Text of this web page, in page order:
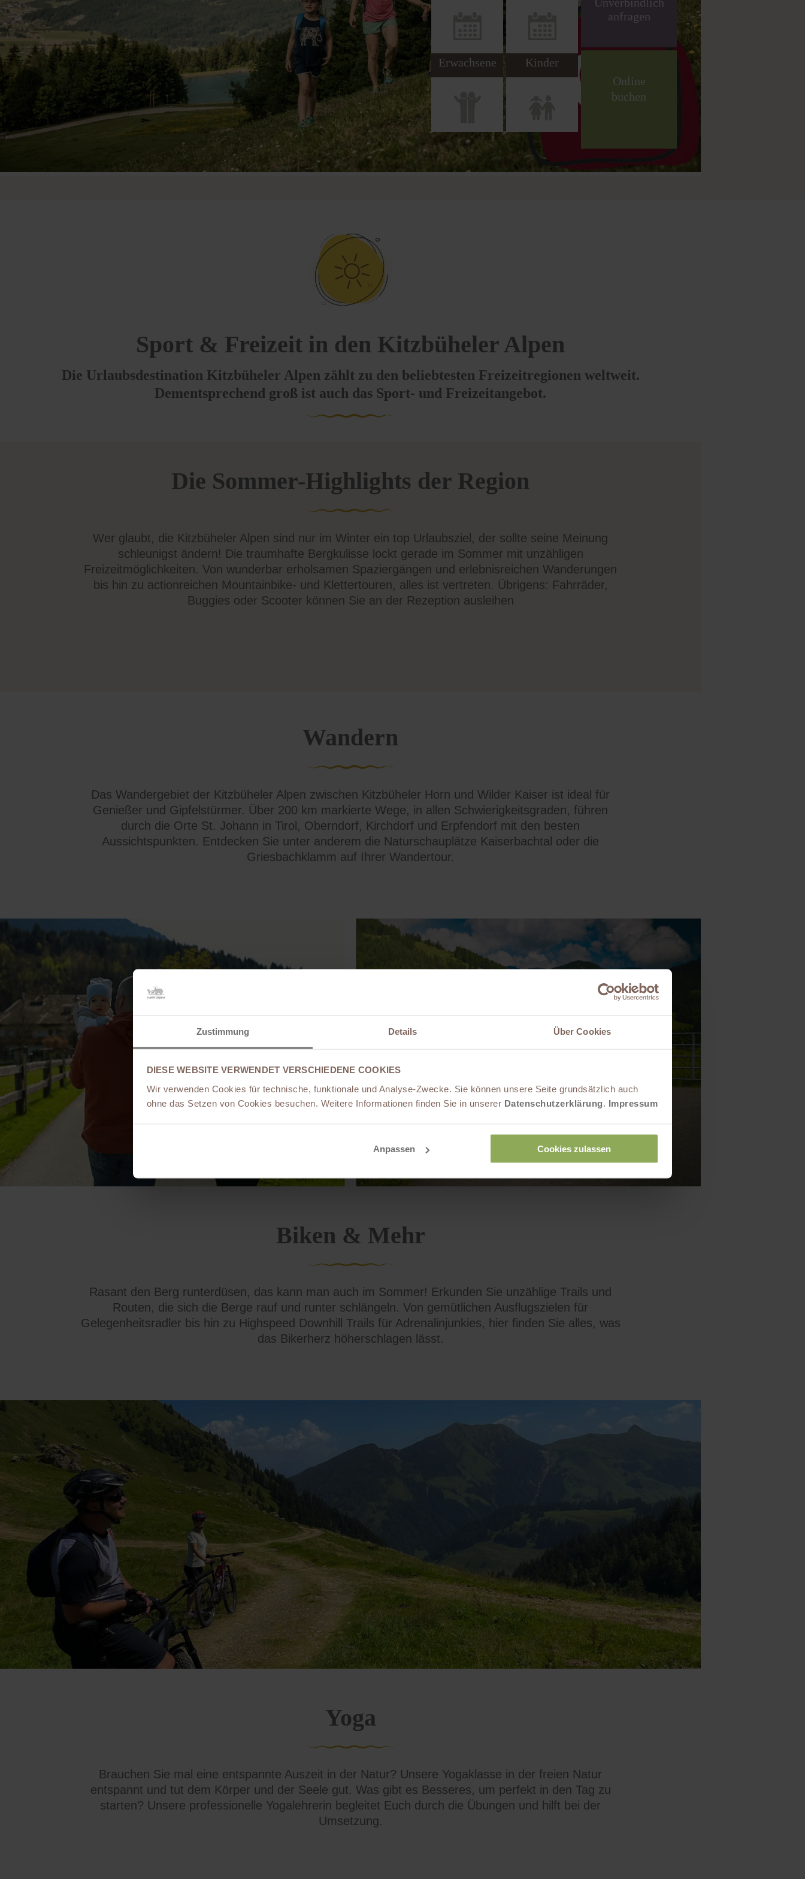
Zustimmung Details Über Cookies
DIESE WEBSITE VERWENDET VERSCHIEDENE COOKIES
Wir verwenden Cookies für technische, funktionale und Analyse-Zwecke. Sie können unsere Seite grundsätzlich auch
ohne das Setzen von Cookies besuchen. Weitere Informationen finden Sie in unserer Datenschutzerklärung. Impressum
Anpassen Cookies zulassen
Erwachsene
Kinder
Online
buchen
Sport & Freizeit in den Kitzbüheler Alpen
Die Urlaubsdestination Kitzbüheler Alpen zählt zu den beliebtesten Freizeitregionen weltweit.
Dementsprechend groß ist auch das Sport- und Freizeitangebot.
Die Sommer-Highlights der Region
Wer glaubt, die Kitzbüheler Alpen sind nur im Winter ein top Urlaubsziel, der sollte seine Meinung
schleunigst ändern! Die traumhafte Bergkulisse lockt gerade im Sommer mit unzähligen
Freizeitmöglichkeiten. Von wunderbar erholsamen Spaziergängen und erlebnisreichen Wanderungen
bis hin zu actionreichen Mountainbike- und Klettertouren, alles ist vertreten. Übrigens: Fahrräder,
Buggies oder Scooter können Sie an der Rezeption ausleihen
Wandern
Das Wandergebiet der Kitzbüheler Alpen zwischen Kitzbüheler Horn und Wilder Kaiser ist ideal für
Genießer und Gipfelstürmer. Über 200 km markierte Wege, in allen Schwierigkeitsgraden, führen
durch die Orte St. Johann in Tirol, Oberndorf, Kirchdorf und Erpfendorf mit den besten
Aussichtspunkten. Entdecken Sie unter anderem die Naturschauplätze Kaiserbachtal oder die
Griesbachklamm auf Ihrer Wandertour.
Biken & Mehr
Rasant den Berg runterdüsen, das kann man auch im Sommer! Erkunden Sie unzählige Trails und
Routen, die sich die Berge rauf und runter schlängeln. Von gemütlichen Ausflugszielen für
Gelegenheitsradler bis hin zu Highspeed Downhill Trails für Adrenalinjunkies, hier finden Sie alles, was
das Bikerherz höherschlagen lässt.
Yoga
Brauchen Sie mal eine entspannte Auszeit in der Natur? Unsere Yogaklasse in der freien Natur
entspannt und tut dem Körper und der Seele gut. Was gibt es Besseres, um perfekt in den Tag zu
starten? Unsere professionelle Yogalehrerin begleitet Euch durch die Übungen und hilft bei der
Umsetzung.